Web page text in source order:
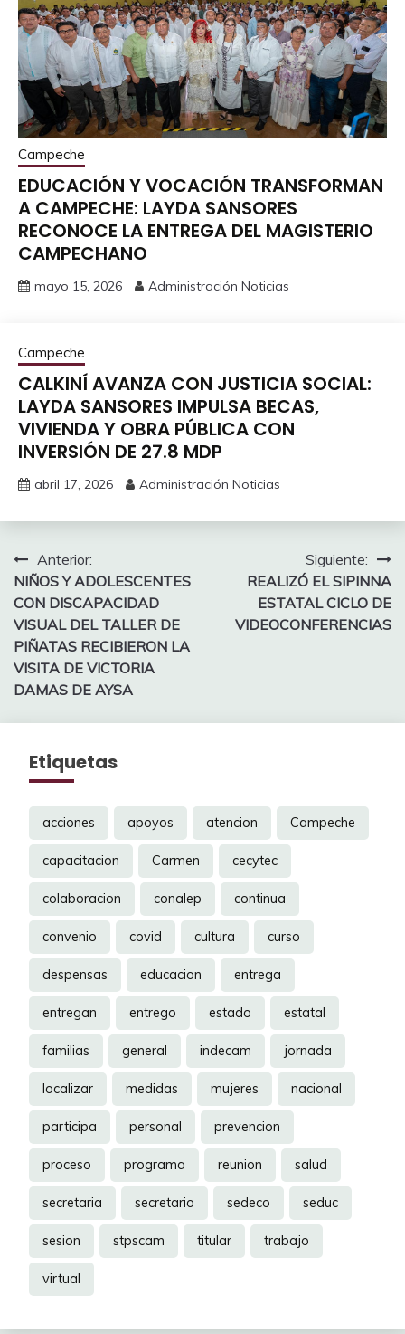
Campeche
EDUCACIÓN Y VOCACIÓN TRANSFORMAN
A CAMPECHE: LAYDA SANSORES
RECONOCE LA ENTREGA DEL MAGISTERIO
CAMPECHANO
mayo 15, 2026 Administración Noticias
Campeche
CALKINÍ AVANZA CON JUSTICIA SOCIAL:
LAYDA SANSORES IMPULSA BECAS,
VIVIENDA Y OBRA PÚBLICA CON
INVERSIÓN DE 27.8 MDP
abril 17, 2026 Administración Noticias
Navegación
de
entradas
Anterior:
NIÑOS Y ADOLESCENTES
CON DISCAPACIDAD
VISUAL DEL TALLER DE
PIÑATAS RECIBIERON LA
VISITA DE VICTORIA
DAMAS DE AYSA
Siguiente:
REALIZÓ EL SIPINNA
ESTATAL CICLO DE
VIDEOCONFERENCIAS
Etiquetas
acciones apoyos atencion Campeche
capacitacion Carmen cecytec
colaboracion conalep continua
convenio covid cultura curso
despensas educacion entrega
entregan entrego estado estatal
familias general indecam jornada
localizar medidas mujeres nacional
participa personal prevencion
proceso programa reunion salud
secretaria secretario sedeco seduc
sesion stpscam titular trabajo
virtual